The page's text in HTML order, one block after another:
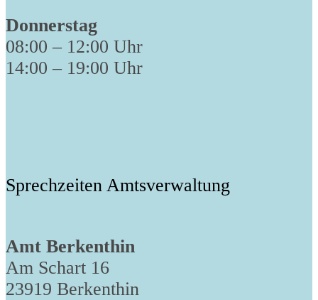
Donnerstag
08:00 – 12:00 Uhr
14:00 – 19:00 Uhr
Sprechzeiten Amtsverwaltung
Amt Berkenthin
Am Schart 16
23919 Berkenthin